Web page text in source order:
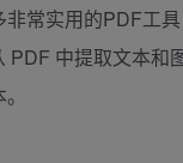
常实用的PDF工
中提取文本